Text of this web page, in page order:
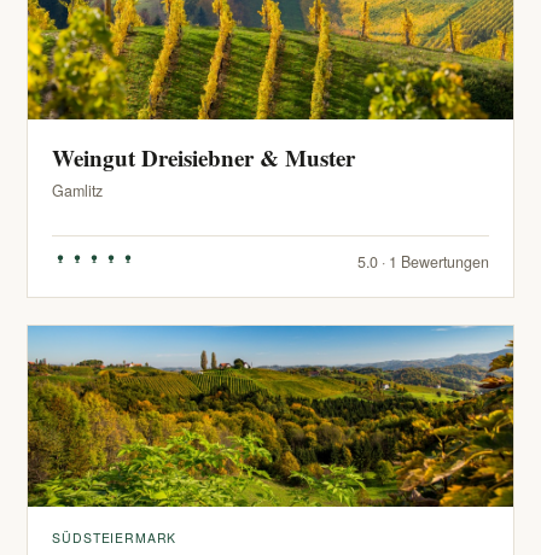
Weingut Dreisiebner & Muster
Gamlitz
5.0 · 1 Bewertungen
SÜDSTEIERMARK